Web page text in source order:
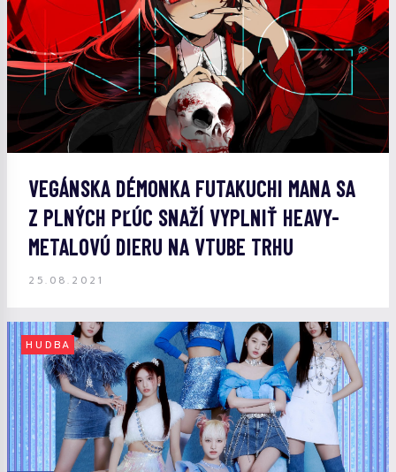
VEGÁNSKA DÉMONKA FUTAKUCHI MANA SA
Z PLNÝCH PĽÚC SNAŽÍ VYPLNIŤ HEAVY-
METALOVÚ DIERU NA VTUBE TRHU
25.08.2021
HUDBA